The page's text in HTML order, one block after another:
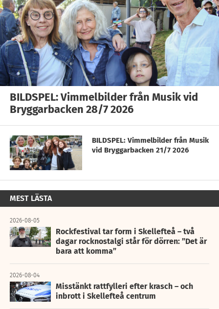
BILDSPEL: Vimmelbilder från Musik vid
Bryggarbacken 28/7 2026
BILDSPEL: Vimmelbilder från Musik
vid Bryggarbacken 21/7 2026
MEST LÄSTA
2026-08-05
Rockfestival tar form i Skellefteå – två
dagar rocknostalgi står för dörren: ”Det är
bara att komma”
2026-08-04
Misstänkt rattfylleri efter krasch – och
inbrott i Skellefteå centrum